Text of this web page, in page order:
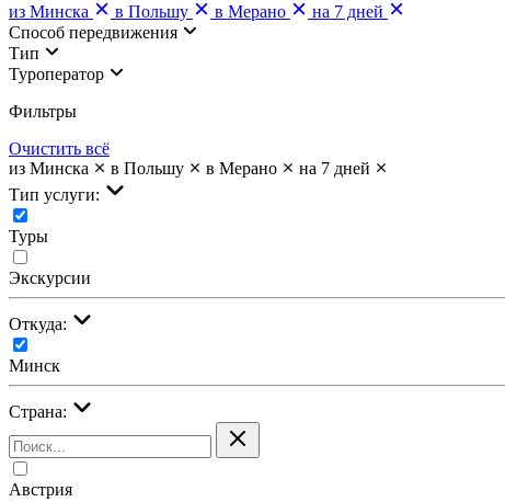
из Минска
в Польшу в Мерано
на 7 дней
Cпособ передвижения
Тип
Туроператор
Фильтры
Очистить всё
из Минска
в Польшу в Мерано
на 7 дней
Тип услуги:
Туры
Экскурсии
Откуда:
Минск
Страна:
Австрия